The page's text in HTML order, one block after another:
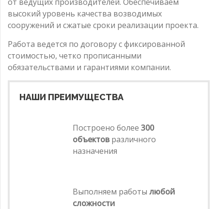
высокий уровень качества возводимых
сооружений и сжатые сроки реализации проекта.
Работа ведется по договору с фиксированной
стоимостью, четко прописанными
обязательствами и гарантиями компании.
НАШИ ПРЕИМУЩЕСТВА
Построено более 300
объектовразличного
назначения
Выполняем работы любой
сложности